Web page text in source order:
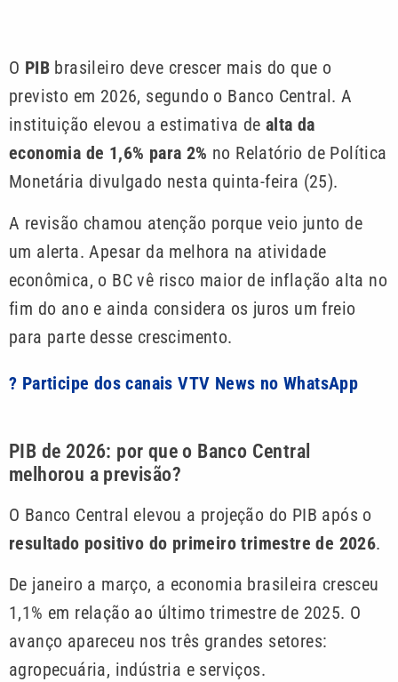
O PIB brasileiro deve crescer mais do que o
previsto em 2026, segundo o Banco Central. A
instituição elevou a estimativa de alta da
economia de 1,6% para 2% no Relatório de Política
Monetária divulgado nesta quinta-feira (25).
A revisão chamou atenção porque veio junto de
um alerta. Apesar da melhora na atividade
econômica, o BC vê risco maior de inflação alta no
fim do ano e ainda considera os juros um freio
para parte desse crescimento.
? Participe dos canais VTV News no WhatsApp
PIB de 2026: por que o Banco Central
melhorou a previsão?
O Banco Central elevou a projeção do PIB após o
resultado positivo do primeiro trimestre de 2026.
De janeiro a março, a economia brasileira cresceu
1,1% em relação ao último trimestre de 2025. O
avanço apareceu nos três grandes setores:
agropecuária, indústria e serviços.